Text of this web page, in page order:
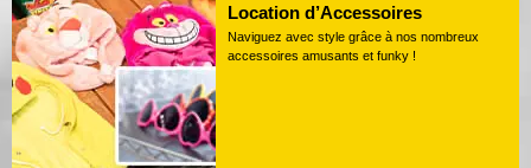
Location d’Accessoires
Naviguez avec style grâce à nos nombreux
accessoires amusants et funky !